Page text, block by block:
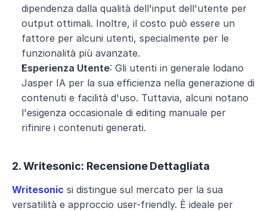
dipendenza dalla qualità dell'input dell'utente per
output ottimali. Inoltre, il costo può essere un
fattore per alcuni utenti, specialmente per le
funzionalità più avanzate.
Esperienza Utente: Gli utenti in generale lodano
Jasper IA per la sua efficienza nella generazione di
contenuti e facilità d'uso. Tuttavia, alcuni notano
l'esigenza occasionale di editing manuale per
rifinire i contenuti generati.
2. Writesonic: Recensione Dettagliata
Writesonic si distingue sul mercato per la sua
versatilità e approccio user-friendly. È ideale per